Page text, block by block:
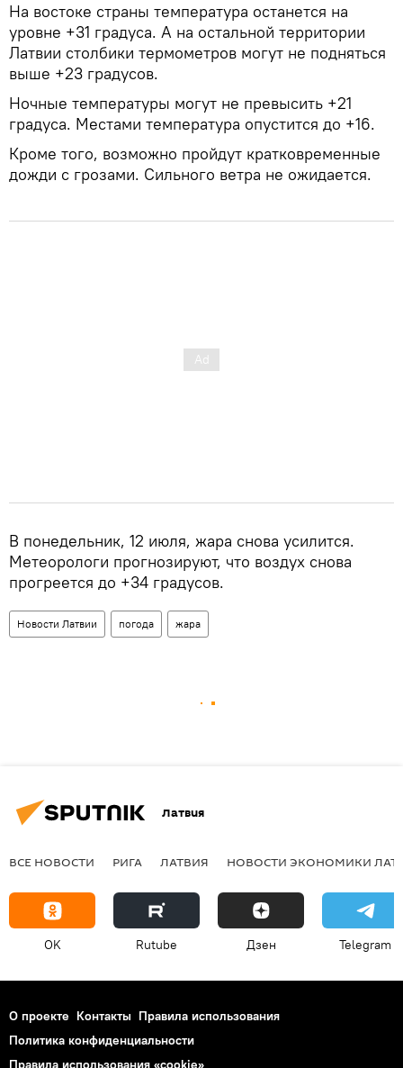
На востоке страны температура останется на
уровне +31 градуса. А на остальной территории
Латвии столбики термометров могут не подняться
выше +23 градусов.
Ночные температуры могут не превысить +21
градуса. Местами температура опустится до +16.
Кроме того, возможно пройдут кратковременные
дожди с грозами. Сильного ветра не ожидается.
В понедельник, 12 июля, жара снова усилится.
Метеорологи прогнозируют, что воздух снова
прогреется до +34 градусов.
Новости Латвии погода жара
Латвия
ВСЕ НОВОСТИ РИГА ЛАТВИЯ НОВОСТИ ЭКОНОМИКИ
OK Rutube Дзен Telegram
О проекте Контакты Правила использования
Политика конфиденциальности
Правила использования «cookie»